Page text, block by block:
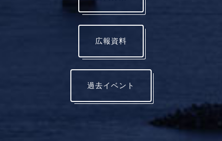
広報資料
過去イベント